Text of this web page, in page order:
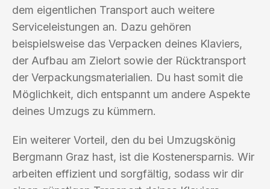
dem eigentlichen Transport auch weitere
Serviceleistungen an. Dazu gehören
beispielsweise das Verpacken deines Klaviers,
der Aufbau am Zielort sowie der Rücktransport
der Verpackungsmaterialien. Du hast somit die
Möglichkeit, dich entspannt um andere Aspekte
deines Umzugs zu kümmern.
Ein weiterer Vorteil, den du bei Umzugskönig
Bergmann Graz hast, ist die Kostenersparnis. Wir
arbeiten effizient und sorgfältig, sodass wir dir